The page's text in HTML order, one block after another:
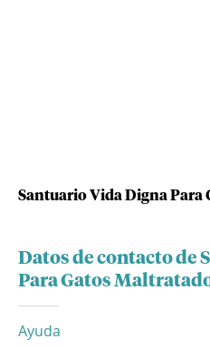
Santuario Vida Digna Para
Datos de contacto de
Para Gatos
Ayuda